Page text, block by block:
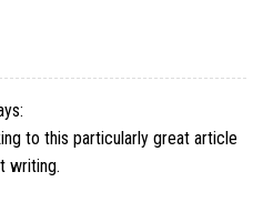
to this particularly great article
writing.